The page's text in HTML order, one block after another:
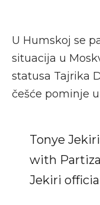
U Humskoj se
situacija u
statusa Tajrika
češće pominje
Tonye
with
Jekiri